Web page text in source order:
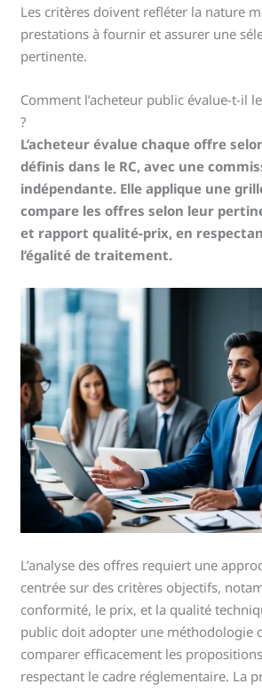
Les critères doivent refléter la nature
prestations à fournir et assurer une
pertinente.
Comment l’acheteur public évalue-t-il
?
L’acheteur évalue chaque offre
définis dans le RC, avec une
indépendante. Elle applique une
compare les offres selon leur
et rapport qualité-prix, en
l’égalité de traitement.
L’analyse des offres requiert une
centrée sur des critères objectifs,
conformité, le prix, et la qualité
public doit adopter une méthodologie
comparer efficacement les
respectant le cadre réglementaire. La